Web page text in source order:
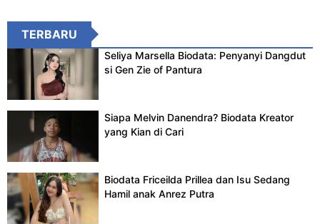
TERBARU
Seliya Marsella Biodata: Penyanyi Dangdut
si Gen Zie of Pantura
Siapa Melvin Danendra? Biodata Kreator
yang Kian di Cari
Biodata Friceilda Prillea dan Isu Sedang
Hamil anak Anrez Putra